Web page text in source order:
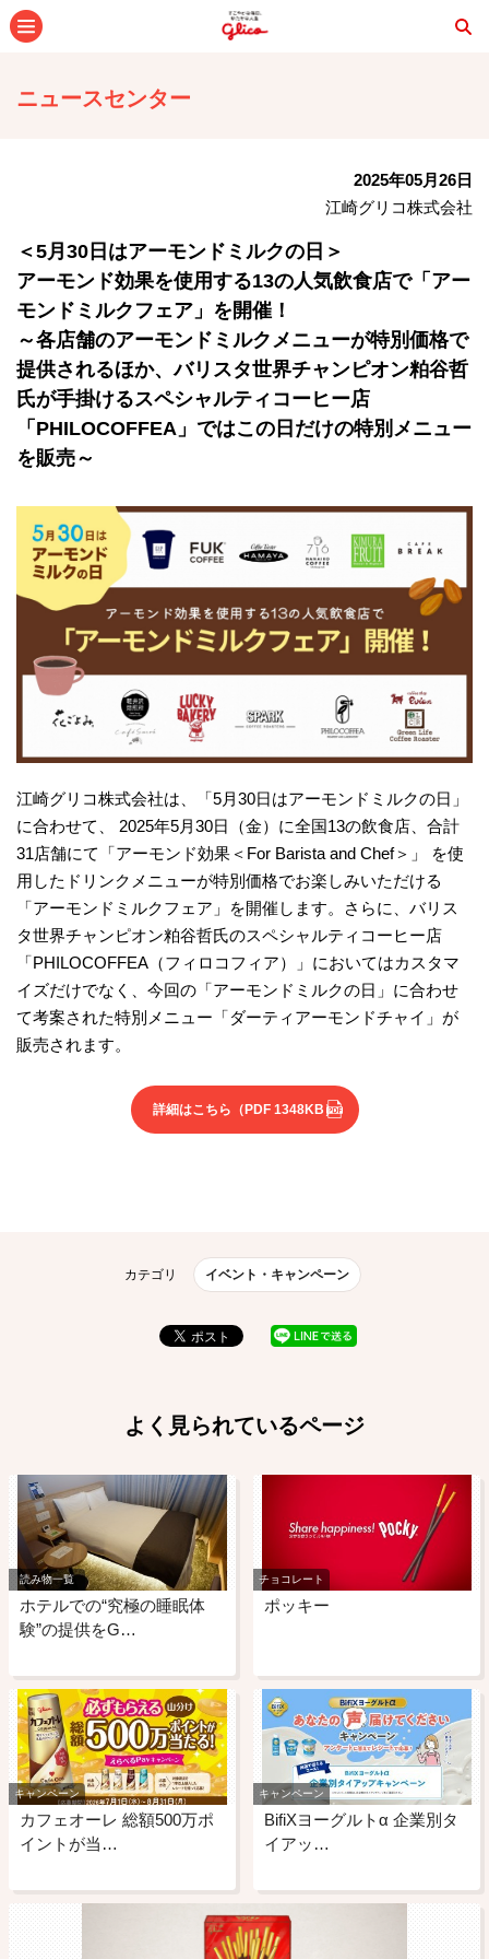
ニュースセンター
2025年05月26日
江崎グリコ株式会社
＜5月30日はアーモンドミルクの日＞
アーモンド効果を使用する13の人気飲食店で「アー
モンドミルクフェア」を開催！
～各店舗のアーモンドミルクメニューが特別価格で
提供されるほか、バリスタ世界チャンピオン粕谷哲
氏が手掛けるスペシャルティコーヒー店
「PHILOCOFFEA」ではこの日だけの特別メニュー
を販売～
江崎グリコ株式会社は、「5月30日はアーモンドミルクの日」
に合わせて、 2025年5月30日（金）に全国13の飲食店、合計
31店舗にて「アーモンド効果＜For Barista and Chef＞」 を使
用したドリンクメニューが特別価格でお楽しみいただける
「アーモンドミルクフェア」を開催します。さらに、バリス
タ世界チャンピオン粕谷哲氏のスペシャルティコーヒー店
「PHILOCOFFEA（フィロコフィア）」においてはカスタマ
イズだけでなく、今回の「アーモンドミルクの日」に合わせ
て考案された特別メニュー「ダーティアーモンドチャイ」が
販売されます。
詳細はこちら （PDF 1348KB）
カテゴリ イベント・キャンペーン
よく見られているページ
読み物一覧
ホテルでの“究極の睡眠体
験”の提供をG…
チョコレート
ポッキー
キャンペーン
カフェオーレ 総額500万ポ
イントが当…
キャンペーン
BifiXヨーグルトα 企業別タ
イアッ…